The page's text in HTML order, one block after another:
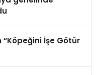
“Köpeğini İşe Götür